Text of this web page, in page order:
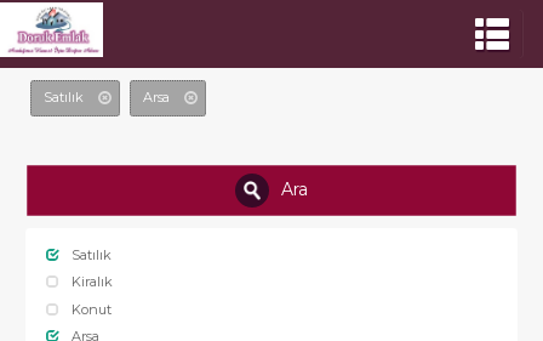
Satılık Arsa
Ara
Satılık
Kiralık
Konut
Arsa